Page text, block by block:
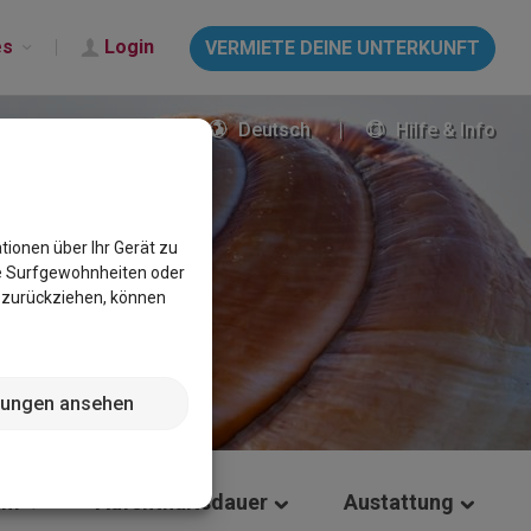
Login VERMIETE DEINE UNTERKUNFT
Deutsch Hilfe & Info
Aufenthaltsdauer Austattung
über Ihr Gerät zu
Surfgewohnheiten oder
können
ansehen